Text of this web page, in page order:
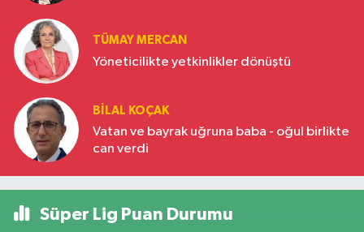
TÜMAY MERCAN
Yöneticilikte yetkinlikler dönüştü
BILAL KOÇAK
Vatan ve bayrak uğruna baba - oğul birlikte
can verdi
Süper Lig Puan Durumu